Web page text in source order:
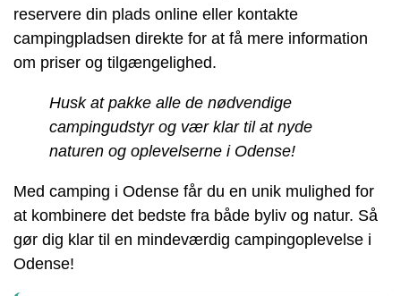
reservere din plads online eller kontakte
campingpladsen direkte for at få mere information
om priser og tilgængelighed.
Husk at pakke alle de nødvendige
campingudstyr og vær klar til at nyde
naturen og oplevelserne i Odense!
Med camping i Odense får du en unik mulighed for
at kombinere det bedste fra både byliv og natur. Så
gør dig klar til en mindeværdig campingoplevelse i
Odense!